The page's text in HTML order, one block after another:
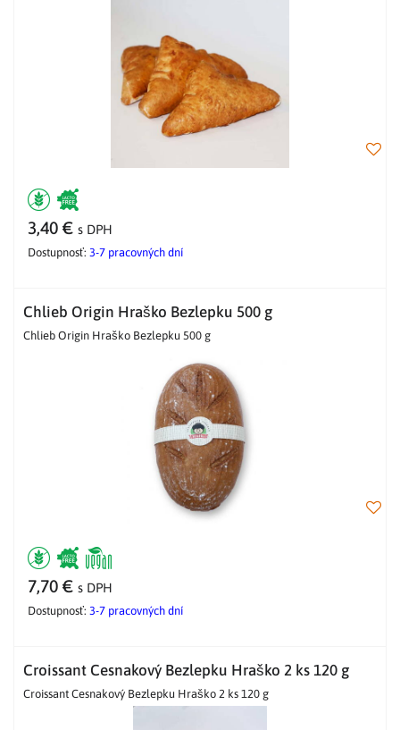
3,40 € s DPH
Dostupnosť: 3-7 pracovných dní
Chlieb Origin Hraško Bezlepku 500 g
Chlieb Origin Hraško Bezlepku 500 g
7,70 € s DPH
Dostupnosť: 3-7 pracovných dní
Croissant Cesnakový Bezlepku Hraško 2 ks 120 g
Croissant Cesnakový Bezlepku Hraško 2 ks 120 g